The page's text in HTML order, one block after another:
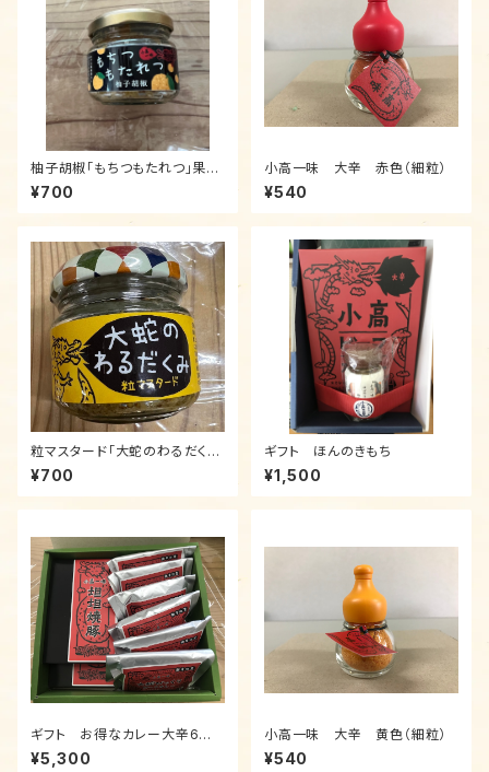
柚子胡椒「もちつもたれつ」果汁
たっぷり
¥700
小高一味 大辛 赤色（細粒）
¥540
粒マスタード「大蛇のわるだく
み」 (60g)
¥700
ギフト ほんのきもち
¥1,500
ギフト お得なカレー大辛6個
と坦々焼豚2個セット
¥5,300
小高一味 大辛 黄色（細粒）
¥540